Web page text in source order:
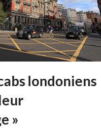
londoniens
»